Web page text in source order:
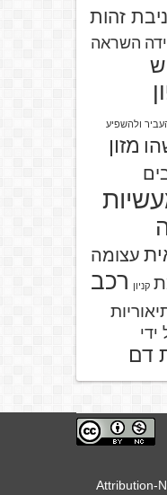
זהות
השראה
ולהשפיע
מזון
עצומה
קניון רכב
דם
Attribution-